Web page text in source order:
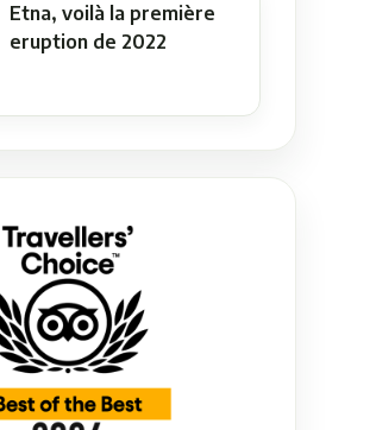
Etna, voilà la première
eruption de 2022